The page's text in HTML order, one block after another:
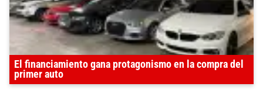
El financiamiento gana protagonismo en la compra del
primer auto